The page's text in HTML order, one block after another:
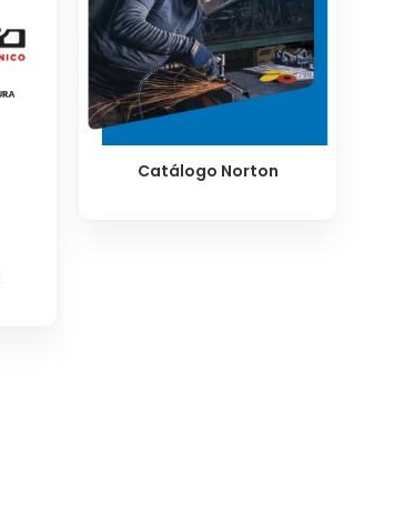
Catálogo Norton